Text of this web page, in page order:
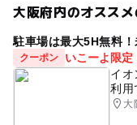
＊売り切れ次第終
※2 : 一部郵送の
＊混雑した際はお
タグ
完全屋内雨の日でも
親子でショッピング
大阪府内のオスス
駐車場は最大5H無料
クーポン
いこーよ限
イオ
利用
大